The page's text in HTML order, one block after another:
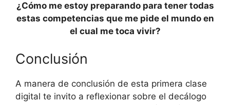
¿Cómo me estoy preparando para tener todas
estas competencias que me pide el mundo en
el cual me toca vivir?
Conclusión
A manera de conclusión de esta primera clase
digital te invito a reflexionar sobre el decálogo